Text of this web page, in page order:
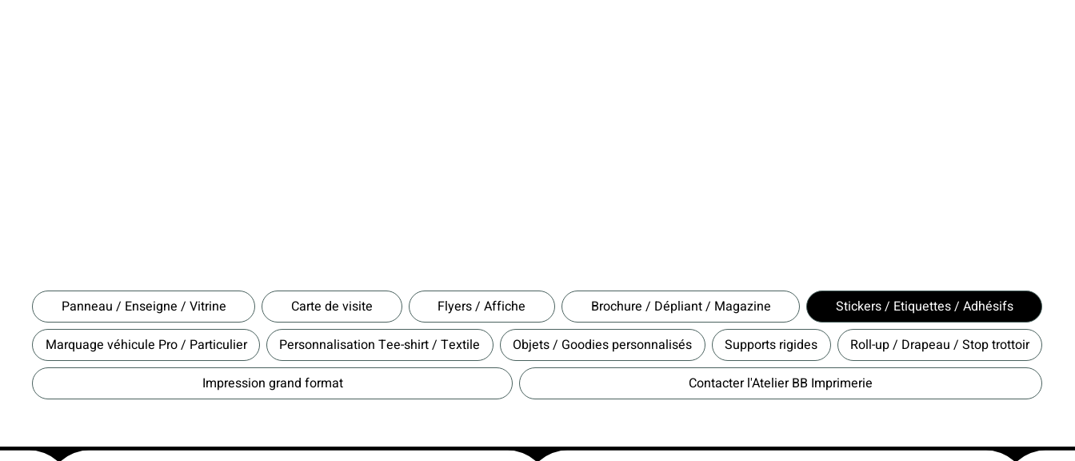
Panneau / Enseigne / Vitrine Carte de visite Flyers / Affiche Brochure / Dépliant / Magazine
Stickers / Etiquettes / Adhésifs
Marquage véhicule Pro / Particulier
Personnalisation Tee-shirt / Textile Objets / Goodies personnalisés Supports rigides
Roll-up / Drapeau / Stop trottoir
Impression grand format
Contacter l'Atelier BB Imprimerie